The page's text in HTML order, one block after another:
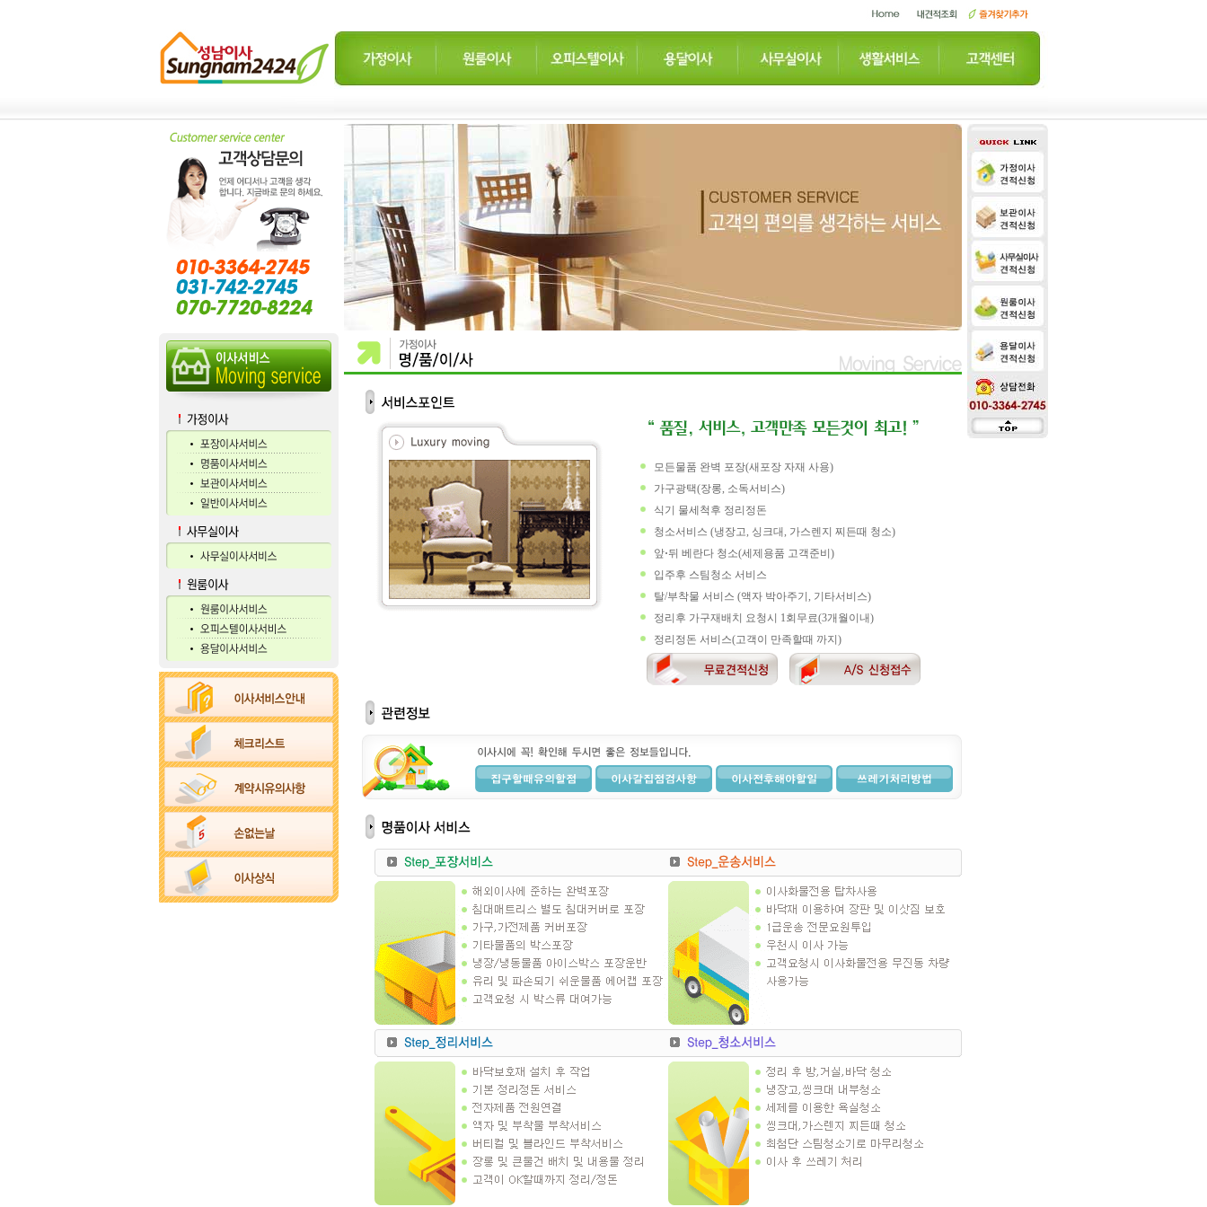
모든물품 완벽 포장(새포장 자재 사용)
가구광택(장롱, 소독서비스)
식기 물세척후 정리정돈
청소서비스 (냉장고, 싱크대, 가스렌지 찌든때 청소)
앞·뒤 베란다 청소(세제용품 고객준비)
입주후 스팀청소 서비스
탈/부착물 서비스 (액자 박아주기, 기타서비스)
정리후 가구재배치 요청시 1회무료(3개월이내)
정리정돈 서비스(고객이 만족할때 까지)